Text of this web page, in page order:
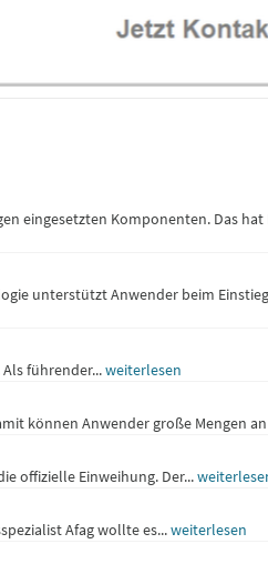
eingesetzten Komponenten. Das
unterstützt Anwender beim
führender...weiterlesen
können Anwender große Mengen
offizielle Einweihung. Der...
Afag wollte es...weiterlesen